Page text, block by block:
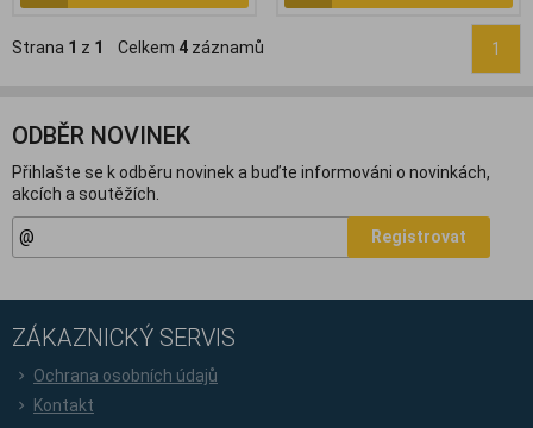
Strana 1 z 1 Celkem 4 záznamů 1
ODBĚR NOVINEK
Přihlašte se k odběru novinek a buďte informováni o novinkách,
akcích a soutěžích.
Registrovat
ZÁKAZNICKÝ SERVIS
Ochrana osobních údajů
Kontakt